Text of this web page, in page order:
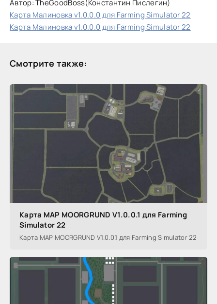
Автор: TheGoodBoss(Константин Пислегин)
Карта Малиновка v1.0.0.0 для Farming Simulator 22
Карта Малиновка v1.0.0.0 для Farming Simulator 22
Смотрите также:
Карта MAP MOORGRUND V1.0.0.1 для Farming
Simulator 22
Карта MAP MOORGRUND V1.0.0.1 для Farming Simulator 22